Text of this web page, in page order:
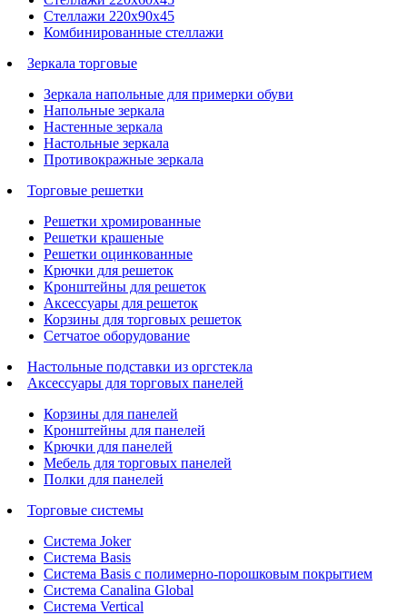
Стеллажи 220х90х45
Комбинированные стеллажи
Зеркала торговые
Зеркала напольные для примерки обуви
Напольные зеркала
Настенные зеркала
Настольные зеркала
Противокражные зеркала
Торговые решетки
Решетки хромированные
Решетки крашеные
Решетки оцинкованные
Крючки для решеток
Кронштейны для решеток
Аксессуары для решеток
Корзины для торговых решеток
Сетчатое оборудование
Настольные подставки из оргстекла
Аксессуары для торговых панелей
Корзины для панелей
Кронштейны для панелей
Крючки для панелей
Мебель для торговых панелей
Полки для панелей
Торговые системы
Система Joker
Система Basis
Система Basis с полимерно-порошковым покрытием
Система Canalina Global
Система Vertical